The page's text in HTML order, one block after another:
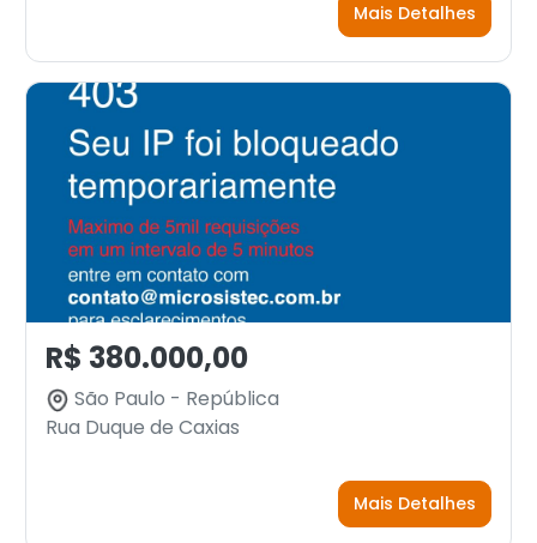
Mais Detalhes
R$ 380.000,00
São Paulo - República
Rua Duque de Caxias
Mais Detalhes